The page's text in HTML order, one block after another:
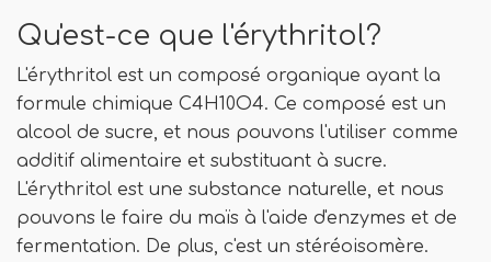
Qu'est-ce que l'érythritol?
L'érythritol est un composé organique ayant la
formule chimique C4H10O4. Ce composé est un
alcool de sucre, et nous pouvons l'utiliser comme
additif alimentaire et substituant à sucre.
L'érythritol est une substance naturelle, et nous
pouvons le faire du maïs à l'aide d'enzymes et de
fermentation. De plus, c'est un stéréoisomère.